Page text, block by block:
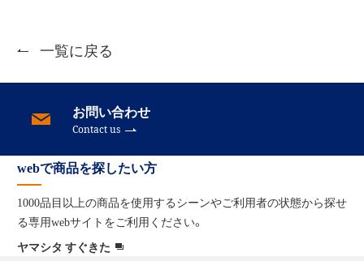
一覧に戻る
お問い合わせ
Contact us
webで商品を探したい方
1000品目以上の商品を使用するシーンやご利用者の状態から探せ
る専用webサイトをご利用ください。
ヤマシタ すぐきた